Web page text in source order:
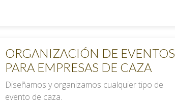
ORGANIZACIÓN DE EVENTOS
PARA EMPRESAS DE CAZA
Diseñamos y organizamos cualquier tipo de
evento de caza.